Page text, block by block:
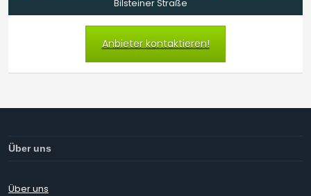
Bilsteiner Straße
Anbieter kontaktieren!
Über uns
Über uns